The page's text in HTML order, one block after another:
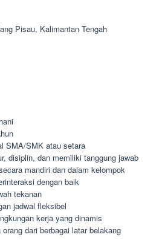
Pisau, Kalimantan Tengah
SMA/SMK atau setara
disiplin, dan memiliki tanggung jawab
mandiri dan dalam kelompok
dengan baik
tekanan
jadwal fleksibel
kerja yang dinamis
dari berbagai latar belakang